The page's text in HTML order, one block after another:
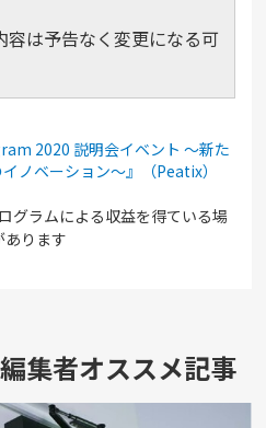
は予告なく変更になる可
2020 説明会イベント ～新た
ノベーション～』（Peatix）
グラムによる収益を得ている場
あります
集者オススメ記事